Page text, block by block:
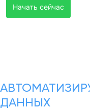
Начать сейчас
ДАННЫХ